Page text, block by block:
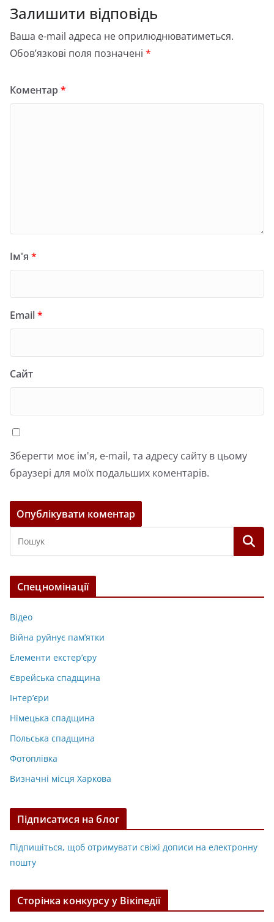
Залишити відповідь
Ваша e-mail адреса не оприлюднюватиметься.
Обов’язкові поля позначені *
Коментар*
Ім'я *
Email*
Сайт
Зберегти моє ім'я, e-mail, та адресу сайту в цьому
браузері для моїх подальших коментарів.
Спецномінації
Відео
Війна руйнує пам’ятки
Елементи екстер’єру
Єврейська спадщина
Інтер’єри
Німецька спадщина
Польська спадщина
Фотоплівка
Визначні місця Харкова
Підписатися на блог
Підпишіться, щоб отримувати свіжі дописи на електронну
пошту
Сторінка конкурсу у Вікіпедії